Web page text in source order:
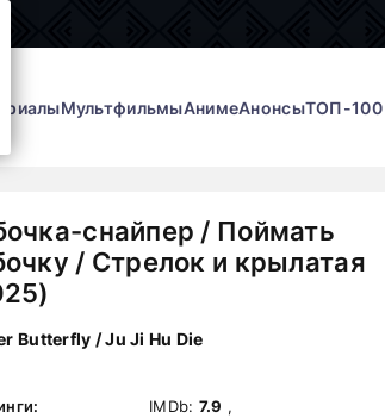
МультфильмыАнимеАнонсыТОП-100
снайпер / Поймать
/ Стрелок и крылатая
Butterfly / Ju Ji Hu Die
IMDb: 7.9 ,